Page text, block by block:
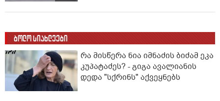
ბოლო სიახლეები
რა მისწერა ნია იმნაძის ბიძამ ეკა
კუპატაძეს? - გიგა ავალიანის
დედა "სქრინს" აქვეყნებს